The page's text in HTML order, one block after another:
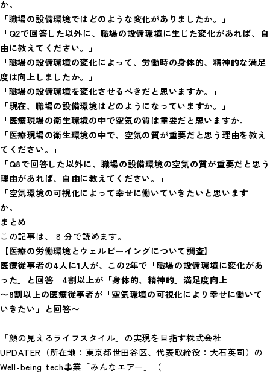
か。」
「職場の設備環境ではどのような変化がありましたか。」
「Q2で回答した以外に、職場の設備環境に生じた変化があれば、自
由に教えてください。」
「職場の設備環境の変化によって、労働時の身体的、精神的な満足
度は向上しましたか。」
「職場の設備環境を変化させるべきだと思いますか。」
「現在、職場の設備環境はどのようになっていますか。」
「医療現場の衛生環境の中で空気の質は重要だと思いますか。」
「医療現場の衛生環境の中で、空気の質が重要だと思う理由を教え
てください。」
「Q8で回答した以外に、職場の設備環境の空気の質が重要だと思う
理由があれば、自由に教えてください。」
「空気環境の可視化によって幸せに働いていきたいと思います
か。」
まとめ
この記事は、 8 分で読めます。
【医療の労働環境とウェルビーイングについて調査】
医療従事者の4人に1人が、この2年で「職場の設備環境に変化があ
った」と回答 4割以上が「身体的、精神的」満足度向上
〜8割以上の医療従事者が「空気環境の可視化により幸せに働いて
いきたい」と回答〜
「顔の見えるライフスタイル」の実現を目指す株式会社
UPDATER（所在地：東京都世田谷区、代表取締役：大石英司）の
Well-being tech事業「みんなエアー」（